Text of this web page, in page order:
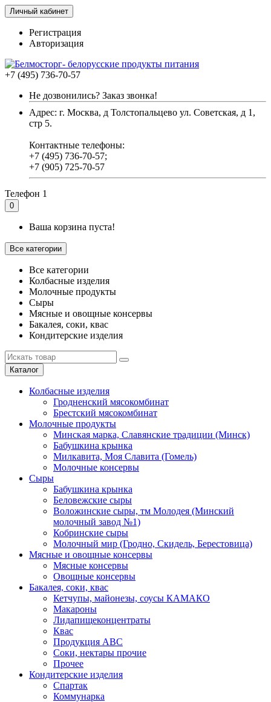
Личный кабинет
Регистрация
Авторизация
+7 (495) 736-70-57
Не дозвонились? Заказ звонка!
Адрес: г. Москва, д Толстопальцево ул. Советская, д 1,
стр 5.
Контактные телефоны:
+7 (495) 736-70-57;
+7 (905) 725-70-57
Телефон 1
0
Ваша корзина пуста!
Все категории
Все категории
Колбасные изделия
Молочные продукты
Сыры
Мясные и овощные консервы
Бакалея, соки, квас
Кондитерские изделия
Каталог
Колбасные изделия
Гродненский мясокомбинат
Брестский мясокомбинат
Молочные продукты
Минская марка, Славянские традиции (Минск)
Бабушкина крынка
Милкавита, Моя Славита (Гомель)
Молочные консервы
Сыры
Бабушкина крынка
Беловежские сыры
Воложинские сыры, тм Молодея (Минский
молочный завод №1)
Кобринские сыры
Молочный мир (Гродно, Скидель, Берестовица)
Мясные и овощные консервы
Мясные консервы
Овощные консервы
Бакалея, соки, квас
Кетчупы, майонезы, соусы КАМАКО
Макароны
Лидапищеконцентраты
Квас
Продукция АВС
Соки, нектары прочие
Прочее
Кондитерские изделия
Спартак
Коммунарка